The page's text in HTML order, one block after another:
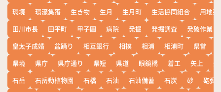
環境
環濠集落 生き物 生月 生月町 生活協同組合
用地売
田川市長
田平町 甲子園 病院 発掘 発掘調査
発破作業
皇太子成婚
盆踊り 相互銀行 相撲 相浦 相浦町 県営
県境
県庁 県庁通り 県短 県道 眼鏡橋 着工 矢上
石岳
石岳動植物園 石橋 石油 石油備蓄 石炭 砂
砲弾